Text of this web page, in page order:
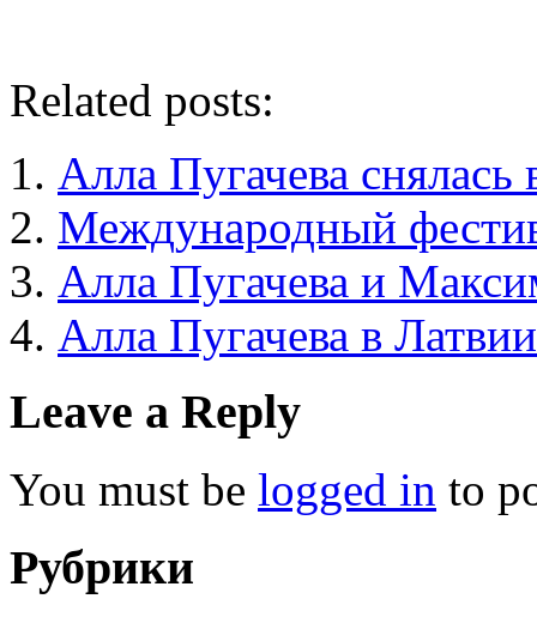
Related posts:
Алла Пугачева
Международный
Алла Пугачева и
Алла Пугачева в Латвии
Leave a Reply
You must be logged in to
Рубрики